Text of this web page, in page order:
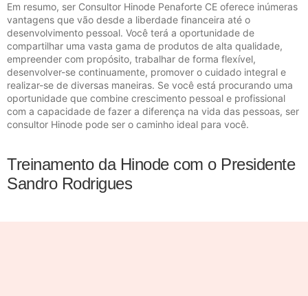
Em resumo, ser Consultor Hinode Penaforte CE oferece inúmeras
vantagens que vão desde a liberdade financeira até o
desenvolvimento pessoal. Você terá a oportunidade de
compartilhar uma vasta gama de produtos de alta qualidade,
empreender com propósito, trabalhar de forma flexível,
desenvolver-se continuamente, promover o cuidado integral e
realizar-se de diversas maneiras. Se você está procurando uma
oportunidade que combine crescimento pessoal e profissional
com a capacidade de fazer a diferença na vida das pessoas, ser
consultor Hinode pode ser o caminho ideal para você.
Treinamento da Hinode com o Presidente
Sandro Rodrigues